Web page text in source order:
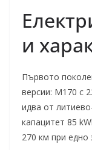
и
Първото
версии: M170 с
идва от
капацитет 85
270 км при едно